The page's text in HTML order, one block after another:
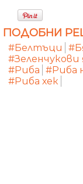
ПОДОБНИ
#Белтъци
#Риба #Риба
#Риба хек